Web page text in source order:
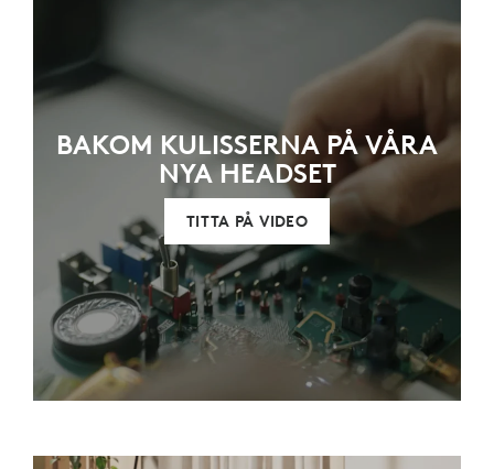
BAKOM KULISSERNA PÅ VÅRA
NYA HEADSET
TITTA PÅ VIDEO